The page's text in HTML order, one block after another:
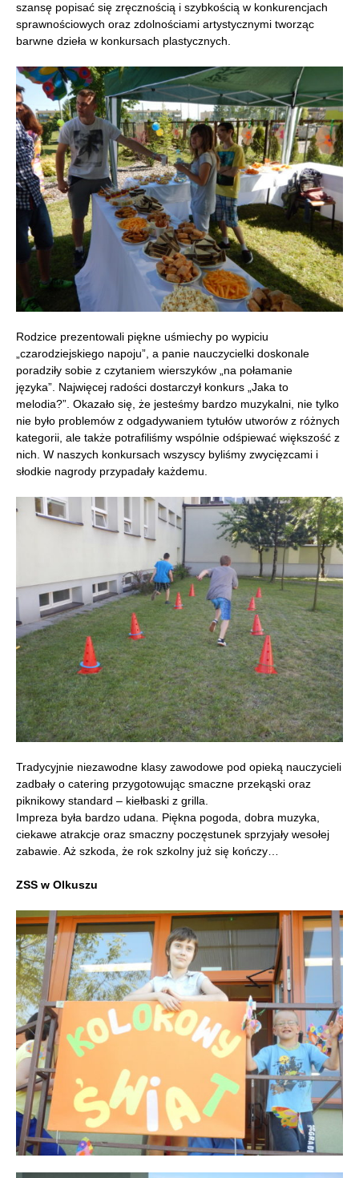
szansę popisać się zręcznością i szybkością w konkurencjach
sprawnościowych oraz zdolnościami artystycznymi tworząc
barwne dzieła w konkursach plastycznych.
Rodzice prezentowali piękne uśmiechy po wypiciu
„czarodziejskiego napoju”, a panie nauczycielki doskonale
poradziły sobie z czytaniem wierszyków „na połamanie
języka”. Najwięcej radości dostarczył konkurs „Jaka to
melodia?”. Okazało się, że jesteśmy bardzo muzykalni, nie tylko
nie było problemów z odgadywaniem tytułów utworów z różnych
kategorii, ale także potrafiliśmy wspólnie odśpiewać większość z
nich. W naszych konkursach wszyscy byliśmy zwycięzcami i
słodkie nagrody przypadały każdemu.
Tradycyjnie niezawodne klasy zawodowe pod opieką nauczycieli
zadbały o catering przygotowując smaczne przekąski oraz
piknikowy standard – kiełbaski z grilla.
Impreza była bardzo udana. Piękna pogoda, dobra muzyka,
ciekawe atrakcje oraz smaczny poczęstunek sprzyjały wesołej
zabawie. Aż szkoda, że rok szkolny już się kończy…
ZSS w Olkuszu